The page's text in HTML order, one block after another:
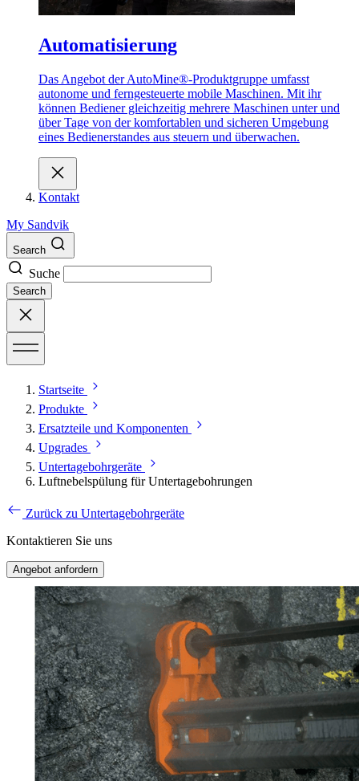
Automatisierung
Das Angebot der AutoMine®-Produktgruppe umfasst
autonome und ferngesteuerte mobile Maschinen. Mit ihr
können Bediener gleichzeitig mehrere Maschinen unter und
über Tage von der komfortablen und sicheren Umgebung
eines Bedienerstandes aus steuern und überwachen.
Kontakt
My Sandvik
Search
Suche
Search
Startseite
Produkte
Ersatzteile und Komponenten
Upgrades
Untertagebohrgeräte
Luftnebelspülung für Untertagebohrungen
Zurück zu Untertagebohrgeräte
Kontaktieren Sie uns
Angebot anfordern